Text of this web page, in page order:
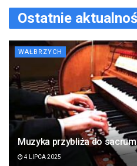
Ostatnie
WAŁBRZYCH
Muzyka przybliża do
4 LIPCA 2025